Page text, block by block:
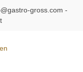
gross.com -